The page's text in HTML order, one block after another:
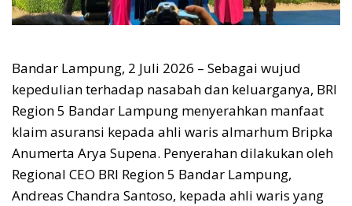
Bandar Lampung, 2 Juli 2026 – Sebagai wujud
kepedulian terhadap nasabah dan keluarganya, BRI
Region 5 Bandar Lampung menyerahkan manfaat
klaim asuransi kepada ahli waris almarhum Bripka
Anumerta Arya Supena. Penyerahan dilakukan oleh
Regional CEO BRI Region 5 Bandar Lampung,
Andreas Chandra Santoso, kepada ahli waris yang